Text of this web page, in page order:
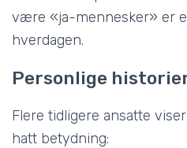
være «ja-mennesker» er
hverdagen.
Personlige
Flere tidligere ansatte
hatt betydning: